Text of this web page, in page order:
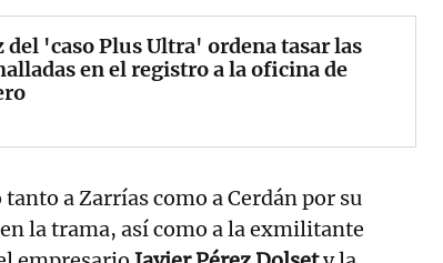
del 'caso Plus Ultra' ordena tasar las
en el registro a la oficina de
a Zarrías como a Cerdán por su
la trama, así como a la exmilitante